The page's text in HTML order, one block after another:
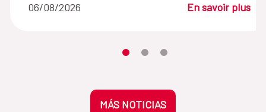
06/08/2026 En savoir plus
Desplaza el carrusel hasta su
Desplaza el carrusel hasta su
Desplaza el carrusel
MÁS NOTICIAS